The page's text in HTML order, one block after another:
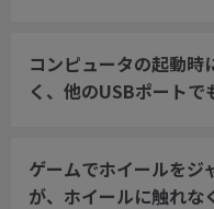
コンピュータの起動時
く、他のUSBポートで
ゲームでホイールをジ
が、ホイールに触れな